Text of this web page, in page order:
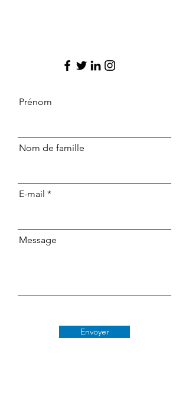
Prénom
Nom de famille
E-mail
Message
Envoyer